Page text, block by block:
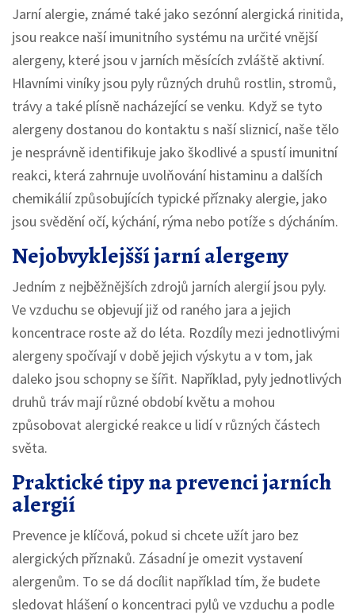
Jarní alergie, známé také jako sezónní alergická rinitida,
jsou reakce naší imunitního systému na určité vnější
alergeny, které jsou v jarních měsících zvláště aktivní.
Hlavními viníky jsou pyly různých druhů rostlin, stromů,
trávy a také plísně nacházející se venku. Když se tyto
alergeny dostanou do kontaktu s naší sliznicí, naše tělo
je nesprávně identifikuje jako škodlivé a spustí imunitní
reakci, která zahrnuje uvolňování histaminu a dalších
chemikálií způsobujících typické příznaky alergie, jako
jsou svědění očí, kýchání, rýma nebo potíže s dýcháním.
Nejobvyklejšší jarní alergeny
Jedním z nejběžnějších zdrojů jarních alergií jsou pyly.
Ve vzduchu se objevují již od raného jara a jejich
koncentrace roste až do léta. Rozdíly mezi jednotlivými
alergeny spočívají v době jejich výskytu a v tom, jak
daleko jsou schopny se šířit. Například, pyly jednotlivých
druhů tráv mají různé období květu a mohou
způsobovat alergické reakce u lidí v různých částech
světa.
Praktické tipy na prevenci jarních
alergií
Prevence je klíčová, pokud si chcete užít jaro bez
alergických příznaků. Zásadní je omezit vystavení
alergenům. To se dá docílit například tím, že budete
sledovat hlášení o koncentraci pylů ve vzduchu a podle